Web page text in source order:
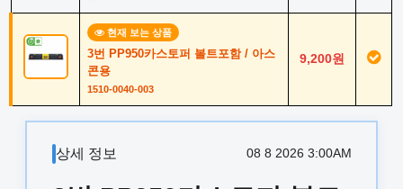
현재 보는 상품
3번 PP950카스토퍼 볼트포함 / 아스
콘용
1510-0040-003
9,200원
상세 정보 08 8 2026 3:00AM